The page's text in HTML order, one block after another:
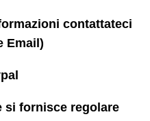
contattateci
Email)
si fornisce regolare